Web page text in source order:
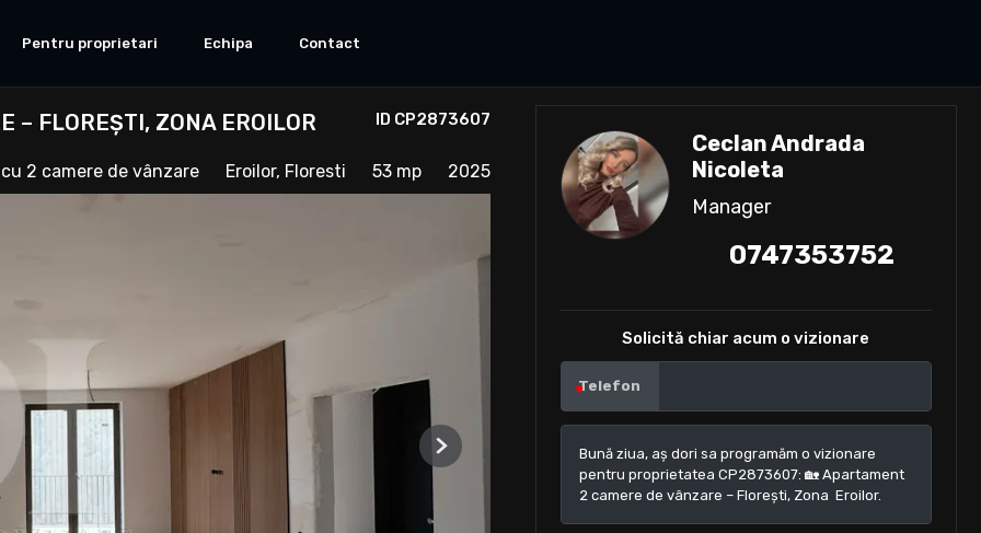
Pentru proprietari Echipa Contact
ID CP2873607
– FLOREȘTI, ZONA EROILOR
2 camere de vânzare Eroilor, Floresti 53 mp 2025
Next
Ceclan Andrada
Nicoleta
Manager
0747353752
Solicită chiar acum o vizionare
Telefon